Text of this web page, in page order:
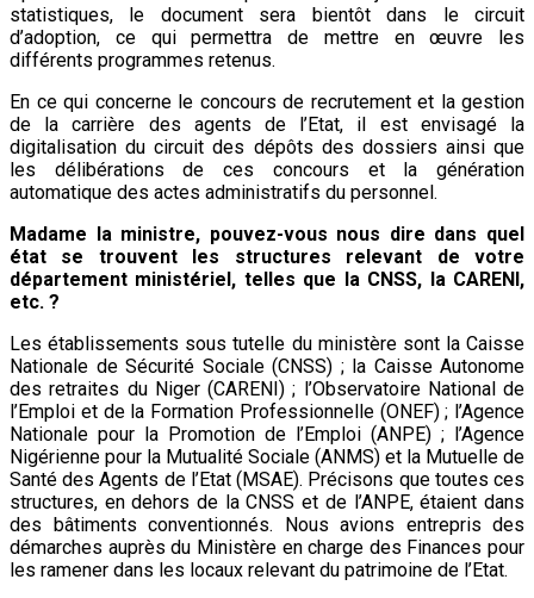
statistiques, le document sera bientôt dans le circuit
d’adoption, ce qui permettra de mettre en œuvre les
différents programmes retenus.
En ce qui concerne le concours de recrutement et la gestion
de la carrière des agents de l’Etat, il est envisagé la
digitalisation du circuit des dépôts des dossiers ainsi que
les délibérations de ces concours et la génération
automatique des actes administratifs du personnel.
Madame la ministre, pouvez-vous nous dire dans quel
état se trouvent les structures relevant de votre
département ministériel, telles que la CNSS, la CARENI,
etc. ?
Les établissements sous tutelle du ministère sont la Caisse
Nationale de Sécurité Sociale (CNSS) ; la Caisse Autonome
des retraites du Niger (CARENI) ; l’Observatoire National de
l’Emploi et de la Formation Professionnelle (ONEF) ; l’Agence
Nationale pour la Promotion de l’Emploi (ANPE) ; l’Agence
Nigérienne pour la Mutualité Sociale (ANMS) et la Mutuelle de
Santé des Agents de l’Etat (MSAE). Précisons que toutes ces
structures, en dehors de la CNSS et de l’ANPE, étaient dans
des bâtiments conventionnés. Nous avions entrepris des
démarches auprès du Ministère en charge des Finances pour
les ramener dans les locaux relevant du patrimoine de l’Etat.